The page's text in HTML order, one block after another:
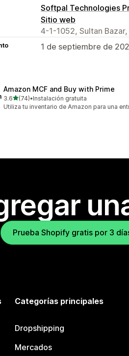
Softpal Technologies
Sitio web
4-1-1052, Sultan
1 de septiembre de
Amazon MCF and Buy with Prime
3.6de 5 estrellas
(74)
74 reseñas en total
•Instalación gratuita
Utiliza tu inventario de Amazon para una
Prueba Shopify gratis por 3
Categorías principales
Dropshipping
Mercados